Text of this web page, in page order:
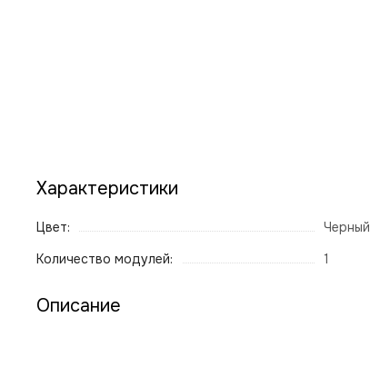
Характеристики
Цвет:
Черный
Количество модулей:
1
Описание